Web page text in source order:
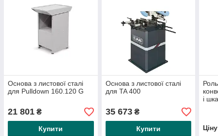
Основа з листової сталі
для Pulldown 160.120 G
21 801 ₴
Купити
Основа з листової сталі
для TA 400
35 673₴
Купити
і